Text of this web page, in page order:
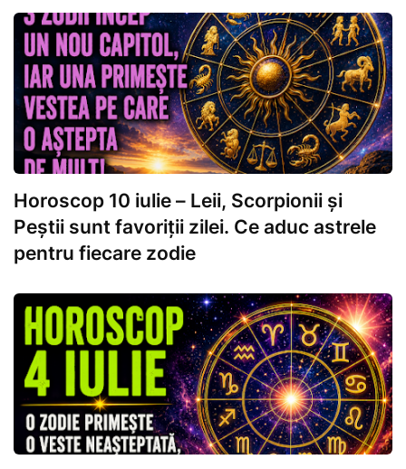
Horoscop 10 iulie – Leii, Scorpionii și
Peștii sunt favoriții zilei. Ce aduc astrele
pentru fiecare zodie